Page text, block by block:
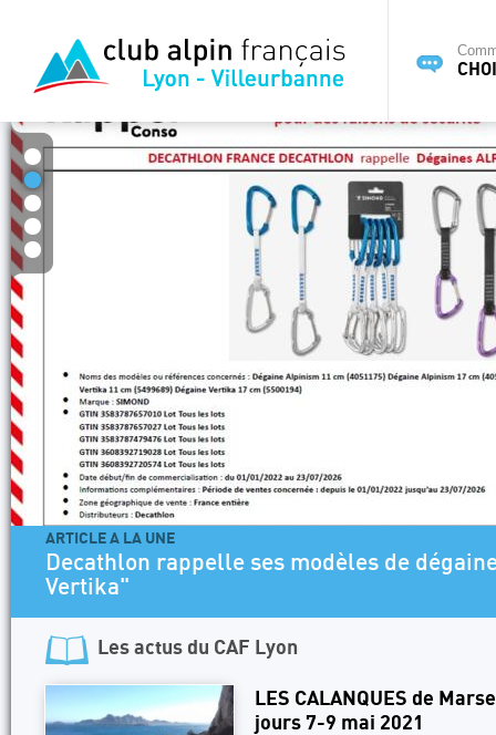
ARTICLE A LA UNE
Programme Escalade SAE 2026-2027
Les actus du CAF Lyon
LES CALANQUES de
jours 7-9 mai 2021